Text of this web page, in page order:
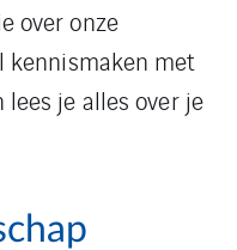
over onze
kennismaken met
lees je alles over je